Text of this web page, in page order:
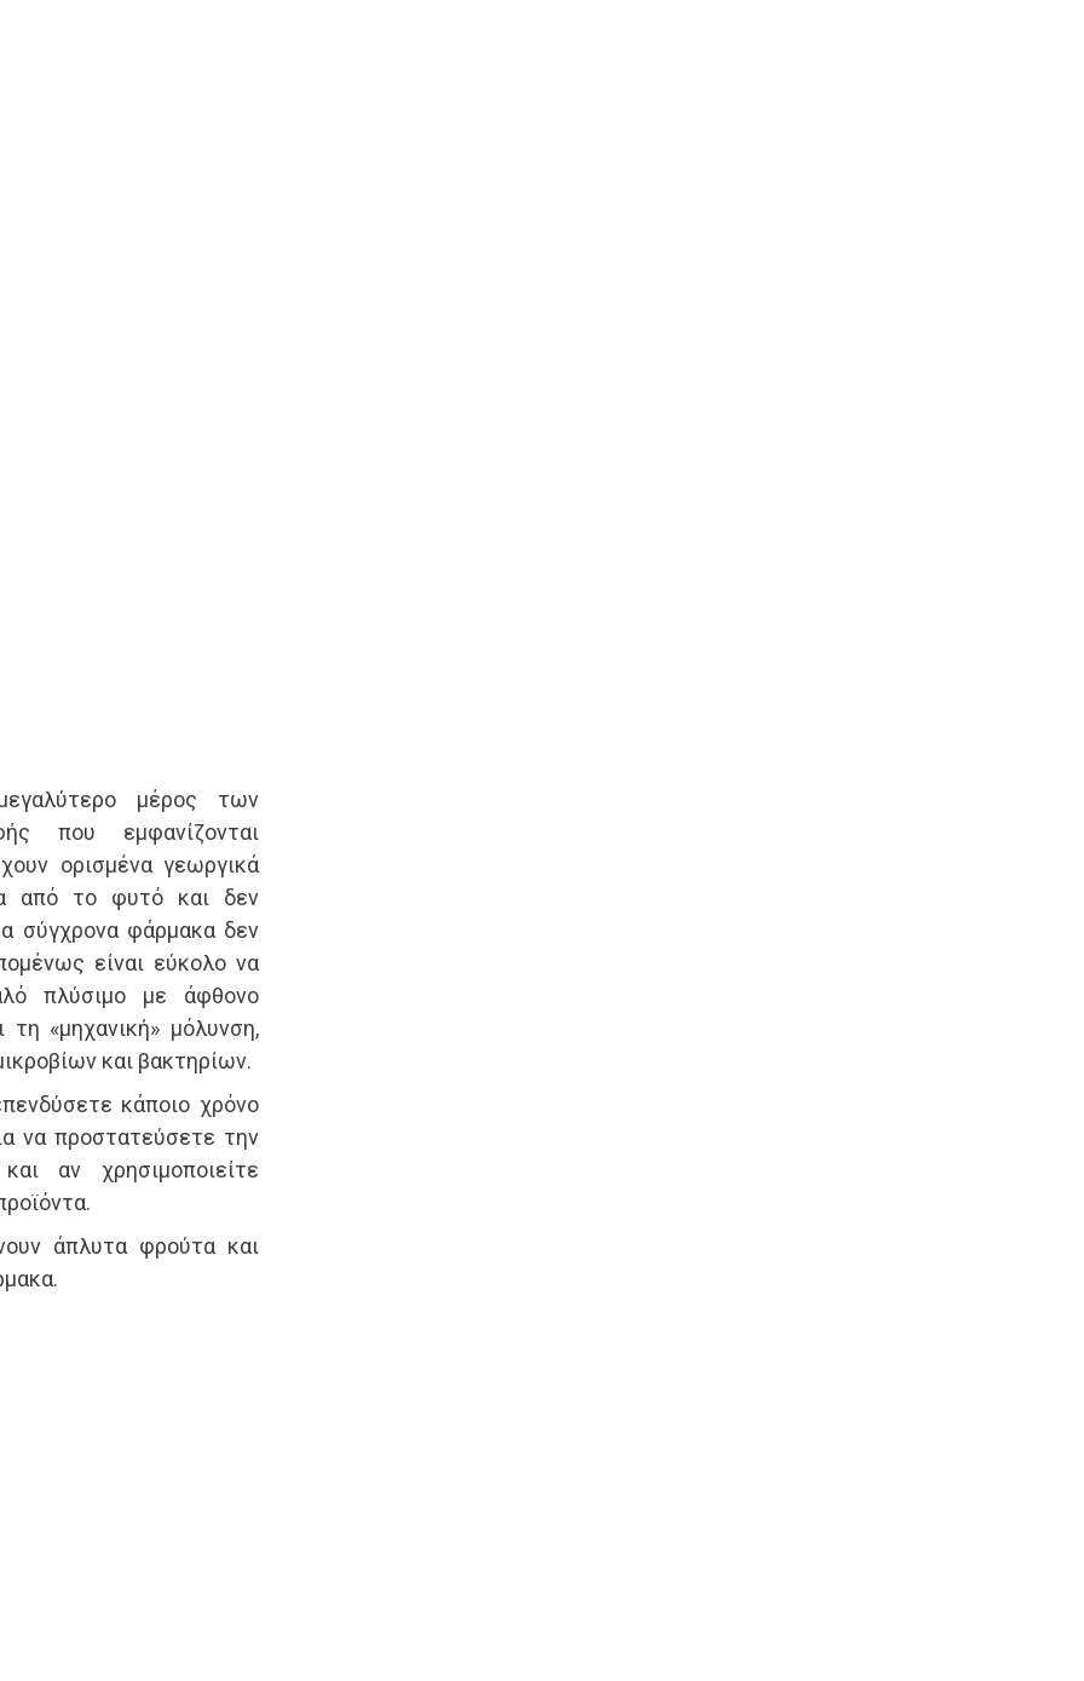
μέρος των
που εμφανίζονται
ορισμένα γεωργικά
από το φυτό και δεν
σύγχρονα φάρμακα δεν
είναι εύκολο να
πλύσιμο με άφθονο
«μηχανική» μόλυνση,
και βακτηρίων.
κάποιο χρόνο
να προστατεύσετε την
αν χρησιμοποιείτε
άπλυτα φρούτα και